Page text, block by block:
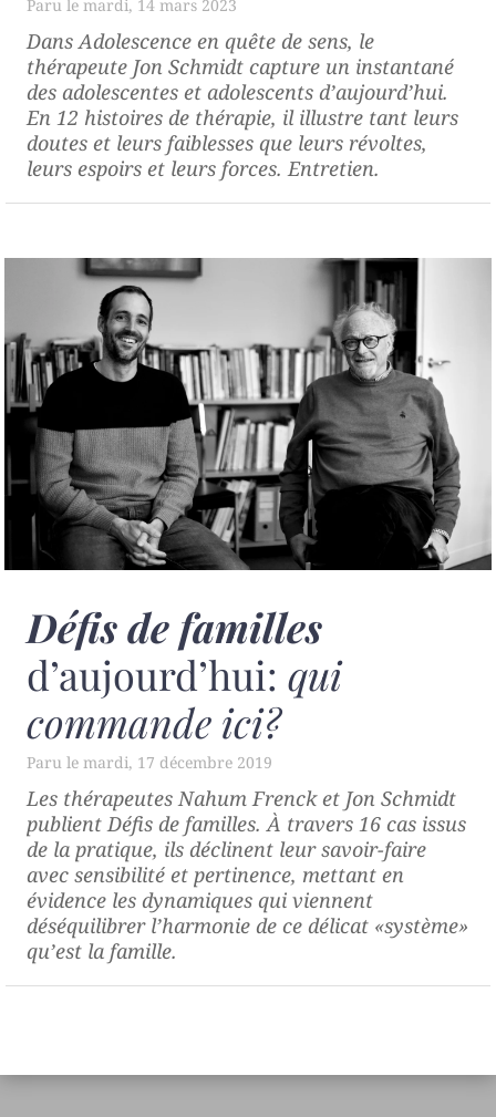
mardi, 14 mars 2023
Dans Adolescence en quête de sens, le
thérapeute Jon Schmidt capture un instantané
des adolescentes et adolescents d’aujourd’hui.
En 12 histoires de thérapie, il illustre tant leurs
doutes et leurs faiblesses que leurs révoltes,
leurs espoirs et leurs forces. Entretien.
Défis de familles
d’aujourd’hui: qui
commande ici?
mardi, 17 décembre 2019
Les thérapeutes Nahum Frenck et Jon Schmidt
publientDéfis de familles. À travers 16 cas issus
de la pratique, ils déclinent leur savoir-faire
avec sensibilité et pertinence, mettant en
évidence les dynamiques qui viennent
déséquilibrer l’harmonie de ce délicat «système»
qu’est la famille.